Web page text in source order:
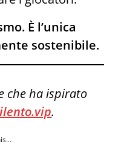
È l’unica
sostenibile.
che ha ispirato
.